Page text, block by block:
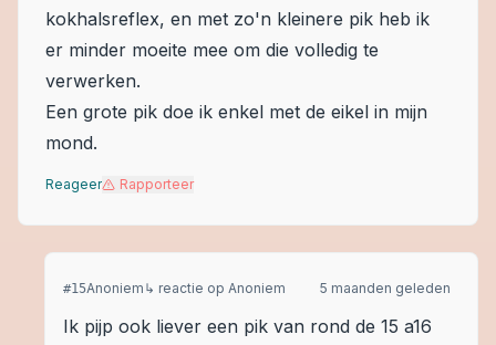
kokhalsreflex, en met zo'n kleinere pik heb ik
er minder moeite mee om die volledig te
verwerken.
Een grote pik doe ik enkel met de eikel in mijn
mond.
Reageer Rapporteer
#15Anoniem ↳ reactie op Anoniem 5 maanden geleden
Ik pijp ook liever een pik van rond de 15 a16